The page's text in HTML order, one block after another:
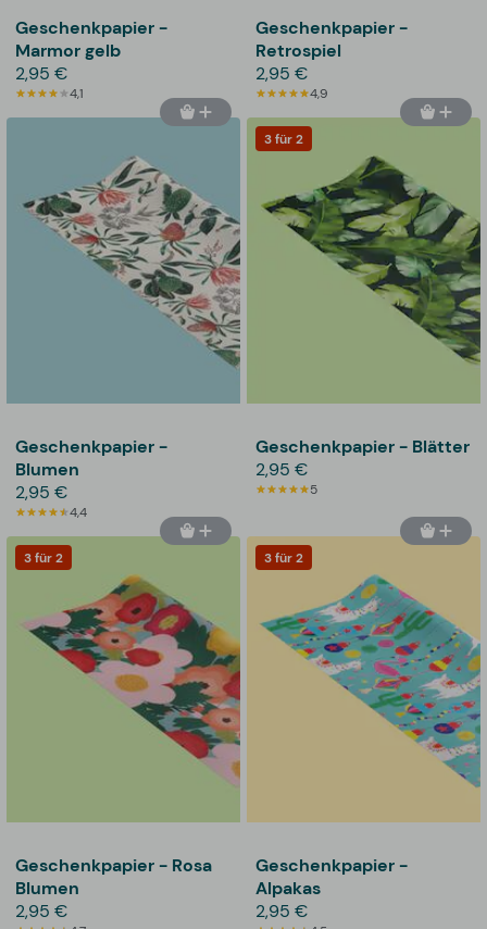
Geschenkpapier -
Marmor gelb
2,95 €
4,1
Geschenkpapier -
Retrospiel
2,95 €
4,9
Geschenkpapier -
Blumen
2,95 €
4,4
3 für 2
Geschenkpapier - Blätter
2,95 €
5
3 für 2
Geschenkpapier - Rosa
Blumen
2,95 €
3 für 2
Geschenkpapier -
Alpakas
2,95 €